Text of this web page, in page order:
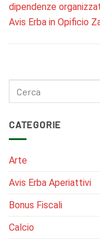
CATEGORIE
Arte
Avis Erba Aperiattivi
Bonus Fiscali
Calcio
dipendenze
Avis Erba in Opificio